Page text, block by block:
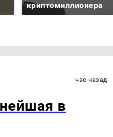
криптомиллионера
час назад
в